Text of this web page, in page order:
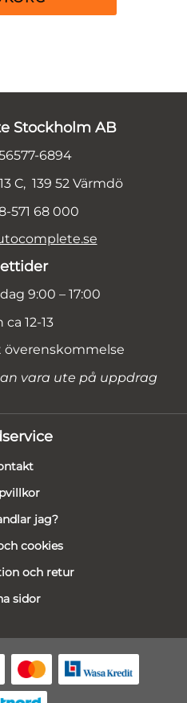
Stockholm AB
6894
C, 139 52 Värmdö
571 68 000
9:00 – 17:00
12-13
vara ute på uppdrag
jag?
cookies
och retur
sidor